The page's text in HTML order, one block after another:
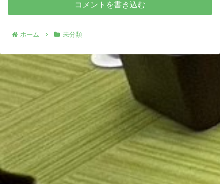
コメントを書き込む
ホーム 未分類